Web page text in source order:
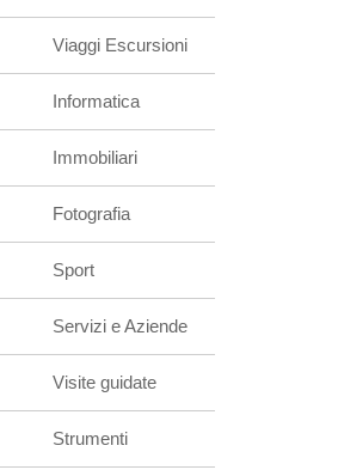
Viaggi Escursioni
Informatica
Immobiliari
Fotografia
Sport
Servizi e Aziende
Visite guidate
Strumenti